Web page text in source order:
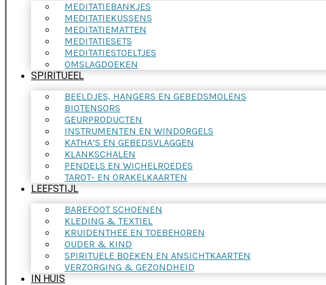
MEDITATIEBANKJES
MEDITATIEKUSSENS
MEDITATIEMATTEN
MEDITATIESETS
MEDITATIESTOELTJES
OMSLAGDOEKEN
SPIRITUEEL
BEELDJES, HANGERS EN GEBEDSMOLENS
BIOTENSORS
GEURPRODUCTEN
INSTRUMENTEN EN WINDORGELS
KATHA’S EN GEBEDSVLAGGEN
KLANKSCHALEN
PENDELS EN WICHELROEDES
TAROT- EN ORAKELKAARTEN
LEEFSTIJL
BAREFOOT SCHOENEN
KLEDING & TEXTIEL
KRUIDENTHEE EN TOEBEHOREN
OUDER & KIND
SPIRITUELE BOEKEN EN ANSICHTKAARTEN
VERZORGING & GEZONDHEID
IN HUIS